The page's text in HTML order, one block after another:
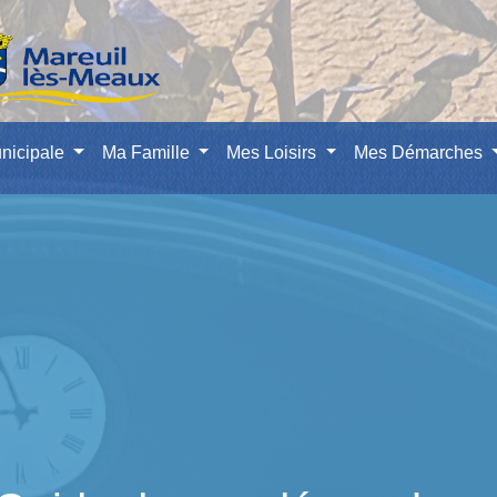
Ma Famille Mes Loisirs Mes Démarches